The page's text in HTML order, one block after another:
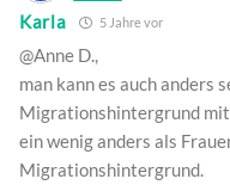
Karla 5 Jahre vor
@Anne D.,
man kann es auch anders
Migrationshintergrund
ein wenig anders als
Migrationshintergrund.